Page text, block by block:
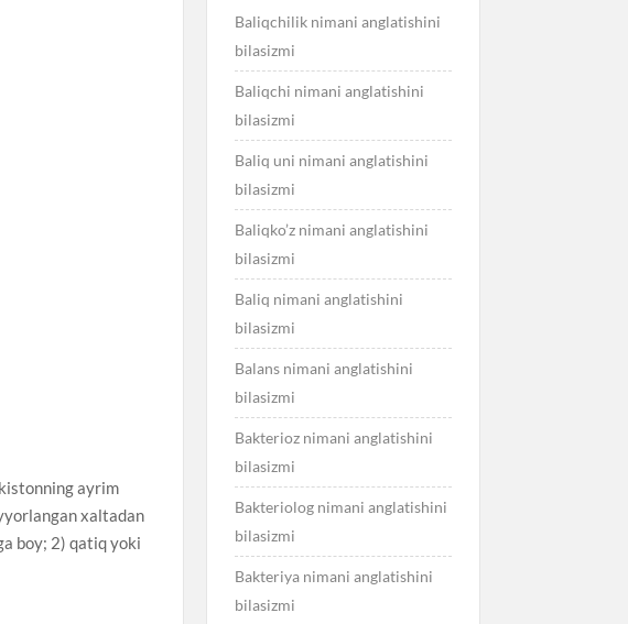
ayrim
xaltadan
boy; 2) qatiq yoki
Baliqchilik nimani anglatishini
bilasizmi
Baliqchi nimani anglatishini
bilasizmi
Baliq uni nimani anglatishini
bilasizmi
Baliqko’z nimani anglatishini
bilasizmi
Baliq nimani anglatishini
bilasizmi
Balans nimani anglatishini
bilasizmi
Bakterioz nimani anglatishini
bilasizmi
Bakteriolog nimani anglatishini
bilasizmi
Bakteriya nimani anglatishini
bilasizmi